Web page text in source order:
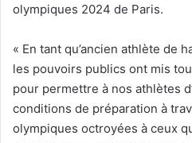
olympiques 2024 de Paris.
« En tant qu’ancien athlète de
les pouvoirs publics ont mis
pour permettre à nos athlètes
conditions de préparation à
olympiques octroyées à ceux